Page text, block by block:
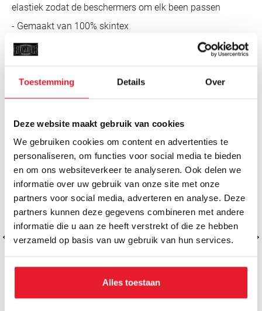
Toestemming Details Over
Deze website maakt gebruik van cookies
We gebruiken cookies om content en advertenties te
personaliseren, om functies voor social media te bieden
en om ons websiteverkeer te analyseren. Ook delen we
informatie over uw gebruik van onze site met onze
partners voor social media, adverteren en analyse. Deze
partners kunnen deze gegevens combineren met andere
informatie die u aan ze heeft verstrekt of die ze hebben
verzameld op basis van uw gebruik van hun services.
Alles toestaan
elastiek zodat de beschermers om elk been passen
- Gemaakt van 100% skintex
- Extra foam padding op de wreef voor extra bescherming